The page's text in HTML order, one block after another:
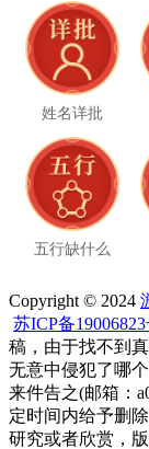
姓名详批
五行缺什么
Copyright © 2024
苏ICP备19006823
稿，由于找不到
无意中侵犯了哪
来件告之(邮箱：
定时间内给予删
研究或者欣赏，